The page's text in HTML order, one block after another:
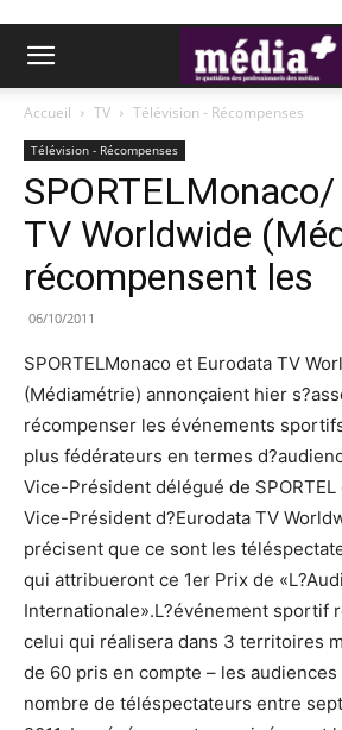
Accueil TV Télévision - Récompenses
Télévision - Récompenses
TV Worldwide
récompensent les
06/10/2011
SPORTELMonaco et Eurodata TV
(Médiamétrie) annonçaient hier
récompenser les événements
plus fédérateurs en termes
Vice-Président délégué de
Vice-Président d?Eurodata TV
précisent que ce sont les
qui attribueront ce 1er Prix de
Internationale».L?événement sportif
celui qui réalisera dans 3 territoires
de 60 pris en compte – les
nombre de téléspectateurs entre